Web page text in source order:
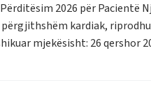
2026 për Pacientë
kardiak,
mjekësisht: 26 qershor